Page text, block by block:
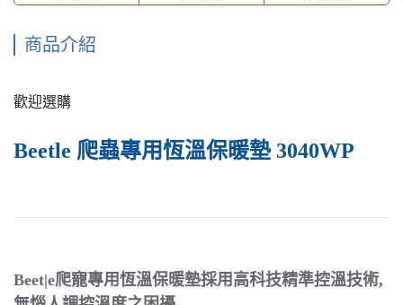
商品介紹
歡迎選購
Beetle 爬蟲專用恆溫保暖墊 3040WP
Beet|e爬寵專用恆溫保暖墊採用高科技精準控溫技術,